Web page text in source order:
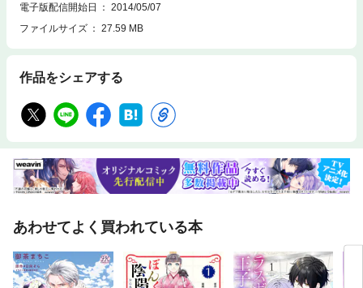
てあげる」とささやくが…。・「淫密な夜に懺悔する」…サキュバスが誘
惑しようとするのは、お堅そうな神父サマ。サキュバスの泣き顔となまめ
電子版配信開始日
2014/05/07
ファイルサイズ
27.59 MB
作品をシェアする
あわせてよく買われている本